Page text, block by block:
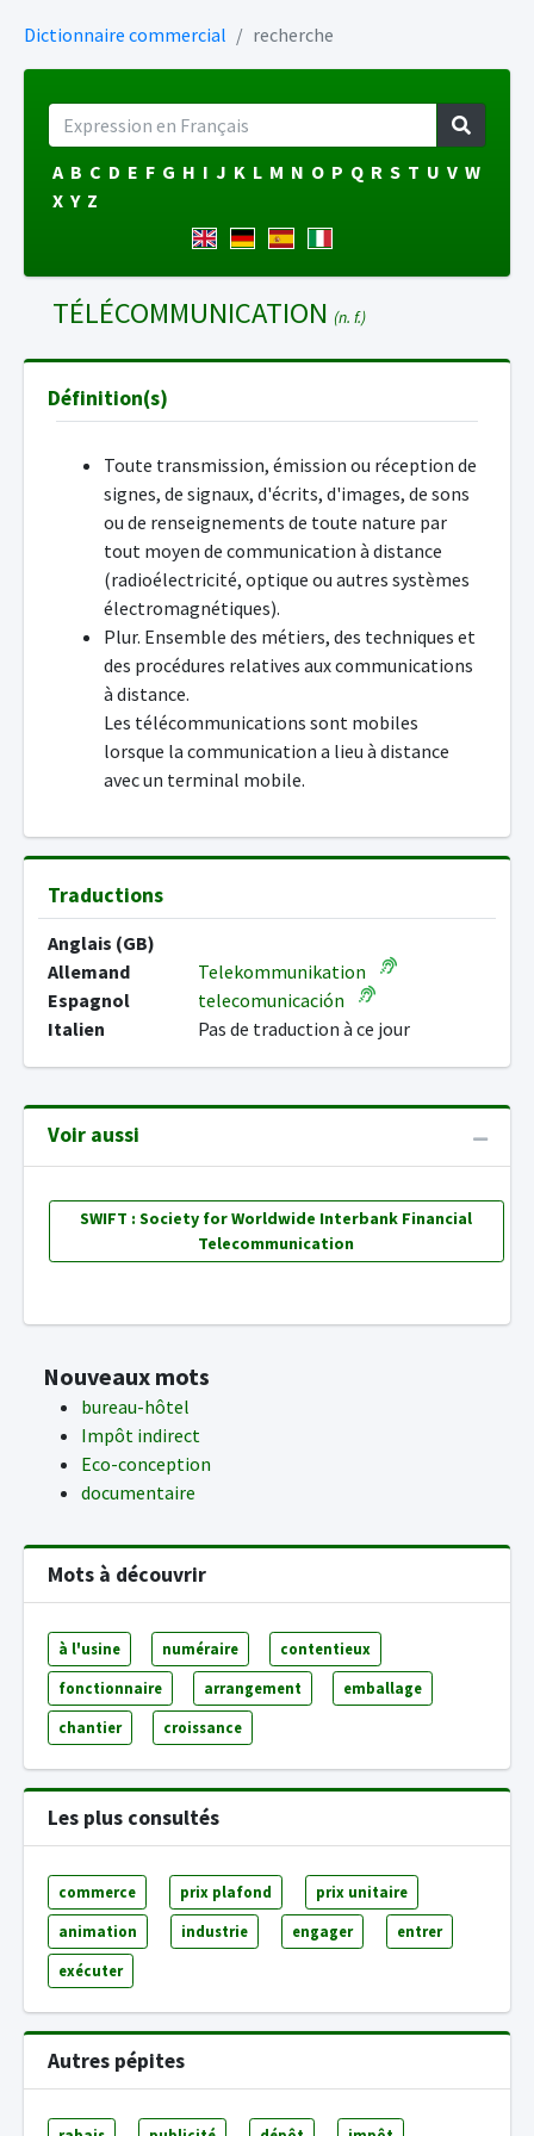
Dictionnaire commercial recherche
A B C D E F G H I J K L M N O P Q R S T U V W
X Y Z
TÉLÉCOMMUNICATION (n. f.)
Définition(s)
Toute transmission, émission ou réception de
signes, de signaux, d'écrits, d'images, de sons
ou de renseignements de toute nature par
tout moyen de communication à distance
(radioélectricité, optique ou autres systèmes
électromagnétiques).
Plur. Ensemble des métiers, des techniques et
des procédures relatives aux communications
à distance.
Les télécommunications sont mobiles
lorsque la communication a lieu à distance
avec un terminal mobile.
Traductions
Anglais (GB)
Allemand
Telekommunikation
Espagnol
telecomunicación
Italien
Pas de traduction à ce jour
Voir aussi
SWIFT : Society for Worldwide Interbank Financial
Telecommunication
Nouveaux mots
bureau-hôtel
Impôt indirect
Eco-conception
documentaire
Mots à découvrir
à l'usine numéraire contentieux
fonctionnaire arrangement emballage
chantier croissance
Les plus consultés
commerce prix plafond prix unitaire
animation industrie engager entrer
exécuter
Autres pépites